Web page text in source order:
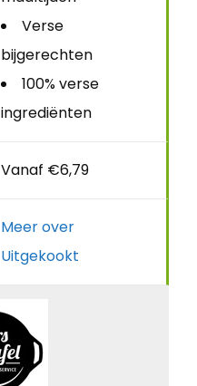
Verse
bijgerechten
100% verse
ingrediënten
Vanaf €6,79
Meer over
Uitgekookt